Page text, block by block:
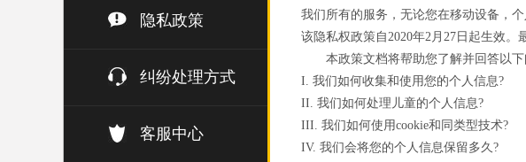
隐私政策
纠纷处理方式
客服中心
我们所有的服务，无论您在移动设备，
该隐私权政策自2020年2月27日起生效。
本政策文档将帮助您了解并回答以
I. 我们如何收集和使用您的个人信息?
II. 我们如何处理儿童的个人信息?
III. 我们如何使用cookie和同类型技术?
IV. 我们会将您的个人信息保留多久?